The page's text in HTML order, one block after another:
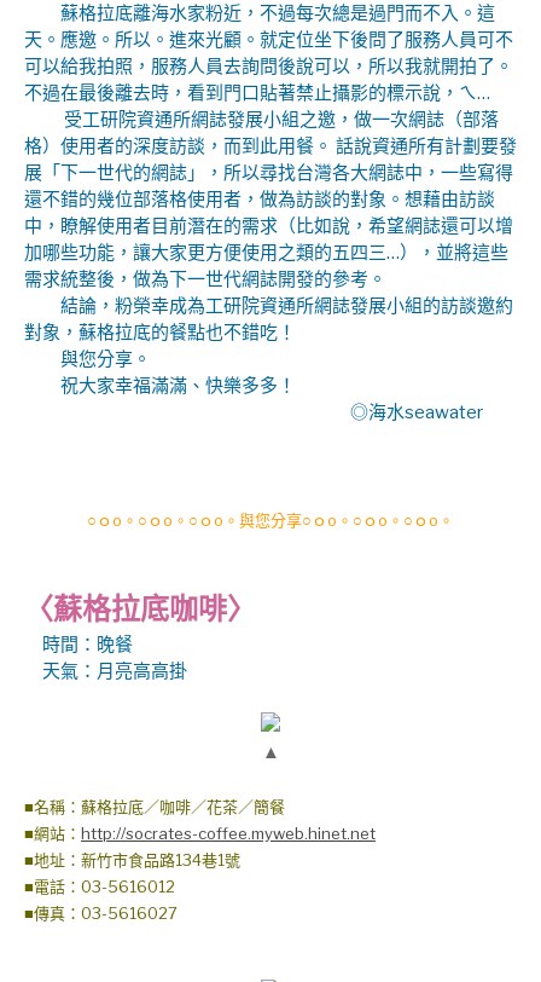
蘇格拉底離海水家粉近，不過每次總是過門而不入。這
天。應邀。所以。進來光顧。就定位坐下後問了服務人員可不
可以給我拍照，服務人員去詢問後說可以，所以我就開拍了。
不過在最後離去時，看到門口貼著禁止攝影的標示說，ㄟ…
受工研院資通所網誌發展小組之邀，做一次網誌（部落
格）使用者的深度訪談，而到此用餐。 話說資通所有計劃要發
展「下一世代的網誌」，所以尋找台灣各大網誌中，一些寫得
還不錯的幾位部落格使用者，做為訪談的對象。想藉由訪談
中，瞭解使用者目前潛在的需求（比如說，希望網誌還可以增
加哪些功能，讓大家更方便使用之類的五四三…），並將這些
需求統整後，做為下一世代網誌開發的參考。
結論，粉榮幸成為工研院資通所網誌發展小組的訪談邀約
對象，蘇格拉底的餐點也不錯吃！
與您分享。
祝大家幸福滿滿、快樂多多！
◎海水seawater
○ｏo。○ｏo。○ｏo。與您分享○ｏo。○ｏo。○ｏo。
〈蘇格拉底咖啡〉
時間 ：晚餐
天氣：月亮高高掛
▲
■名稱：蘇格拉底／咖啡／花茶／簡餐
■網站： http://socrates-coffee.myweb.hinet.net
■地址：新竹市食品路134巷1號
■電話：03-5616012
■傳真：03-5616027